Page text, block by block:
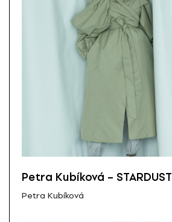
Petra Kubíková – STARDUST
Petra Kubíková